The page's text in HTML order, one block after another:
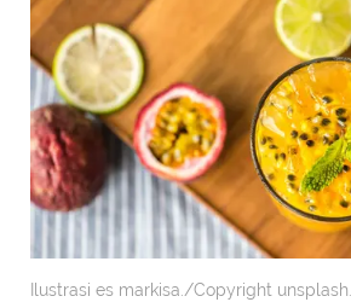
Ilustrasi es markisa./Copyright